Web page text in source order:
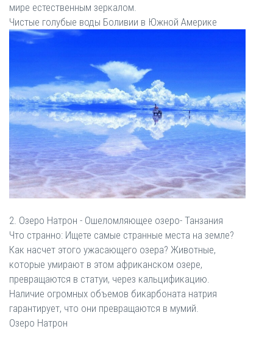
мире естественным зеркалом.
Чистые голубые воды Боливии в Южной Америке
2. Озеро Натрон - Ошеломляющее озеро- Танзания
Что странно: Ищете самые странные места на земле?
Как насчет этого ужасающего озера? Животные,
которые умирают в этом африканском озере,
превращаются в статуи, через кальцификацию.
Наличие огромных объемов бикарбоната натрия
гарантирует, что они превращаются в мумий.
Озеро Натрон